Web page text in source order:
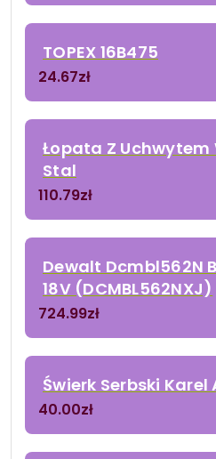
TOPEX 16B475
24.67zł
Łopata Z Uchwytem
Stal
110.79zł
Dewalt Dcmbl562N
18V (DCMBL562NXJ)
724.99zł
Świerk Serbski
40.00zł